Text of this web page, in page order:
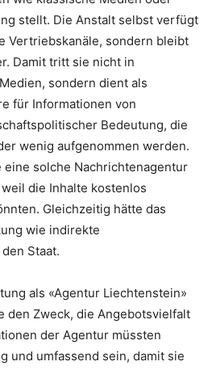
stellt. Die Anstalt selbst verfügt
Vertriebskanäle, sondern bleibt
Damit tritt sie nicht in
sondern dient als
für Informationen von
Bedeutung, die
wenig aufgenommen werden.
eine solche Nachrichtenagentur
die Inhalte kostenlos
Gleichzeitig hätte das
wie indirekte
Staat.
als «Agentur Liechtenstein»
den Zweck, die Angebotsvielfalt
der Agentur müssten
und umfassend sein, damit sie